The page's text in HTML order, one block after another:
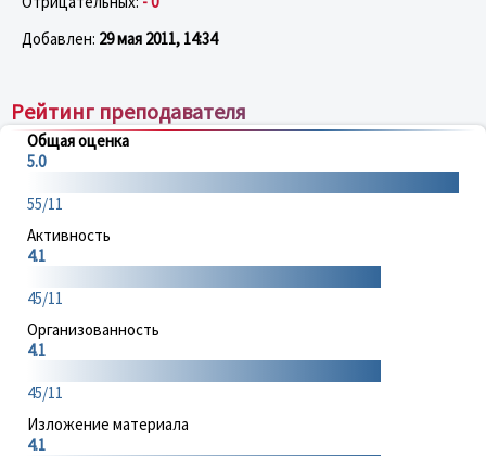
Добавлен: 29 мая 2011, 14:34
Рейтинг преподавателя
Общая оценка
5.0
55/11
Активность
4.1
45/11
Организованность
4.1
45/11
Изложение материала
4.1